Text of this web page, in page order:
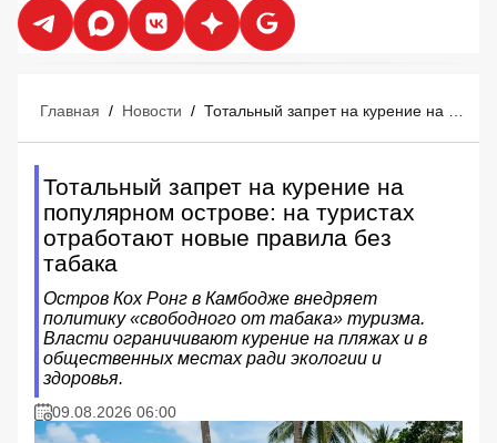
Главная / Новости /
Тотальный запрет на курение на
популярном острове: на туристах
отработают новые правила без
табака
Остров Кох Ронг в Камбодже внедряет
политику «свободного от табака» туризма.
Власти ограничивают курение на пляжах и в
общественных местах ради экологии и
здоровья.
09.08.2026 06:00